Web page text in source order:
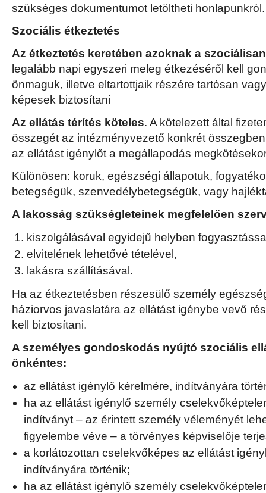
szükséges dokumentumot letöltheti honlapunkról.
Szociális étkeztetés
Az étkeztetés keretében azoknak a
legalább napi egyszeri meleg étkezéséről kell
önmaguk, illetve eltartottjaik részére tartósan
képesek biztosítani
Az ellátás térítés köteles. A kötelezett által
összegét az intézményvezető konkrét
az ellátást igénylőt a megállapodás
Különösen: koruk, egészségi állapotuk,
betegségük, szenvedélybetegségük, vagy
A lakosság szükségleteinek megfelelően
kiszolgálásával egyidejű helyben
elvitelének lehetővé tételével,
lakásra szállításával.
Ha az étkeztetésben részesülő személy
háziorvos javaslatára az ellátást igénybe vevő
kell biztosítani.
A személyes gondoskodás nyújtó szociális
önkéntes:
az ellátást igénylő kérelmére, indítványára
ha az ellátást igénylő személy
indítványt – az érintett személy véleményét
figyelembe véve – a törvényes képviselője
a korlátozottan cselekvőképes az ellátást
indítványára történik;
ha az ellátást igénylő személy